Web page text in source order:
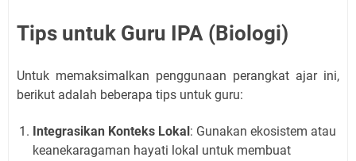
Tips untuk Guru IPA (Biologi)
Untuk memaksimalkan penggunaan perangkat ajar ini,
berikut adalah beberapa tips untuk guru:
Integrasikan Konteks Lokal : Gunakan ekosistem atau
keanekaragaman hayati lokal untuk membuat